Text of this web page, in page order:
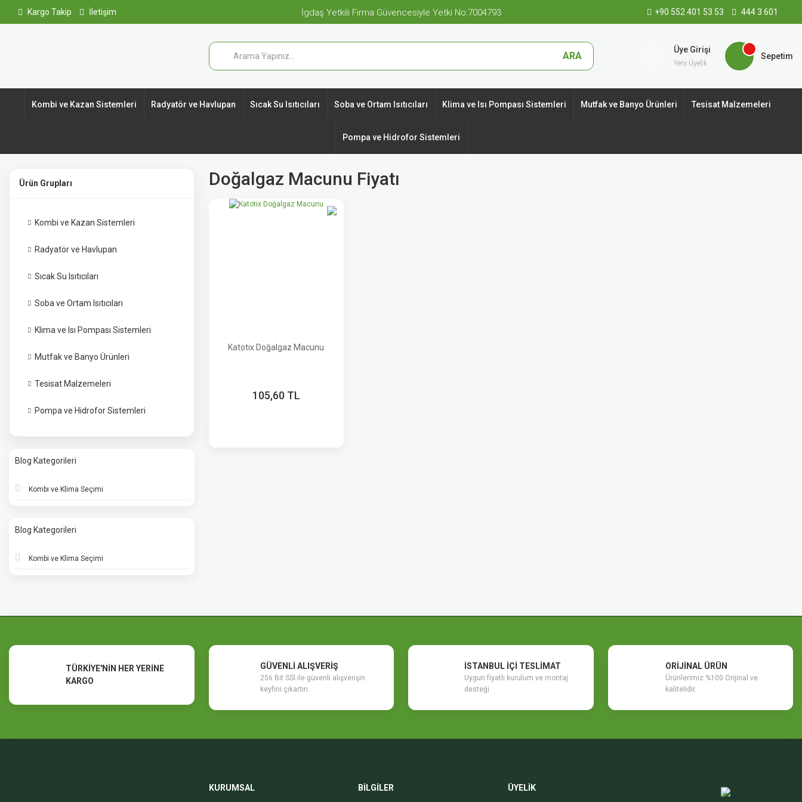
Kargo Takip İletişim İgdaş Yetkili Firma Güvencesiyle Yetki No:7004793 +90 552 401 53 53 444 3 601
ARA
Üye Girişi
Yeni Üyelik
Sepetim
Kombi ve Kazan Sistemleri Radyatör ve Havlupan Sıcak Su Isıtıcıları Soba ve Ortam Isıtıcıları Klima ve Isı Pompası Sistemleri Mutfak ve Banyo Ürünleri Tesisat Malzemeleri
Pompa ve Hidrofor Sistemleri
Ürün Grupları
Kombi ve Kazan Sistemleri
Radyatör ve Havlupan
Sıcak Su Isıtıcıları
Soba ve Ortam Isıtıcıları
Klima ve Isı Pompası Sistemleri
Mutfak ve Banyo Ürünleri
Tesisat Malzemeleri
Pompa ve Hidrofor Sistemleri
Blog Kategorileri
Kombi ve Klima Seçimi
Blog Kategorileri
Kombi ve Klima Seçimi
Doğalgaz Macunu Fiyatı
Katotix Doğalgaz Macunu
105,60 TL
TÜRKİYE'NİN HER YERİNE
KARGO
GÜVENLİ ALIŞVERİŞ
256 Bit SSl ile güvenli alışverişin
keyfini çıkartın.
İSTANBUL İÇİ TESLİMAT
Uygun fiyatlı kurulum ve montaj
desteği
ORİJİNAL ÜRÜN
Ürünlerimiz %100 Orijinal ve
kalitelidir.
KURUMSAL BİLGİLER ÜYELİK